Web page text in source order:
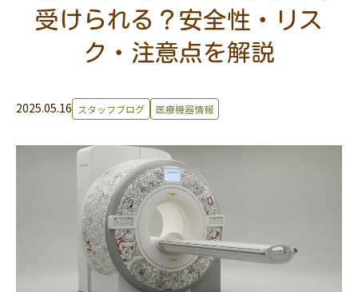
受けられる？安全性・リス
ク・注意点を解説
2025.05.16 スタッフブログ 医療機器情報